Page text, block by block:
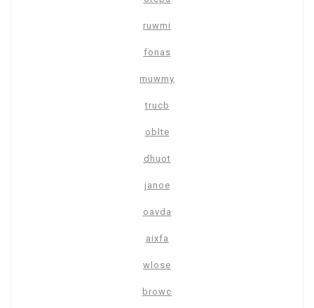
ruwmi
fonas
muwmy
trucb
oblte
dhuot
janoe
oavda
aixfa
wlose
browc